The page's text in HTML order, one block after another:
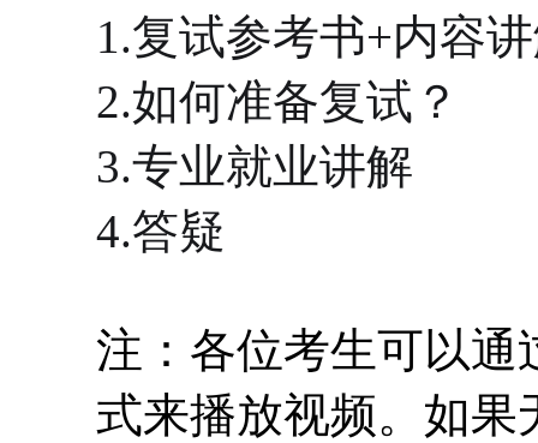
1.复试参考书+内容
2.如何准备复试？
3.专业就业讲解
4.答疑
注：各位考生可以通
式来播放视频。如果